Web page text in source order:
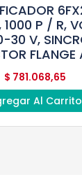
1000 P / R,
30 V,
FLANGE
$ 781.068,65
Al Carrito